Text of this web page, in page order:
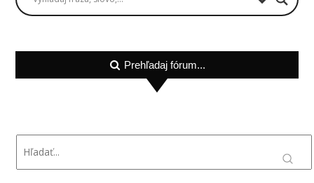
Prehľadaj fórum...